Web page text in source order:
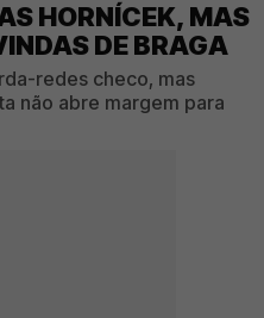
HORNÍCEK, MAS
DE BRAGA
redes checo, mas
não abre margem para